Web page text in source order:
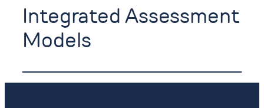
Integrated Assessment
Models